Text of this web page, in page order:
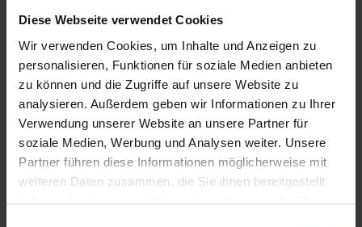
Diese Webseite verwendet Cookies
Wir verwenden Cookies, um Inhalte und Anzeigen zu
personalisieren, Funktionen für soziale Medien anbieten
zu können und die Zugriffe auf unsere Website zu
analysieren. Außerdem geben wir Informationen zu Ihrer
Verwendung unserer Website an unsere Partner für
soziale Medien, Werbung und Analysen weiter. Unsere
Partner führen diese Informationen möglicherweise mit
weiteren Daten zusammen, die Sie ihnen bereitgestellt
haben oder die sie im Rahmen Ihrer Nutzung der Dienste
Sofort versandfertig, Lieferzeit ca. 2-4 Werktage innerhalb
Deutschlands
In den Warenkorb
Merken Bewerten
Artikel Nr.: 1821595
Beschreibung